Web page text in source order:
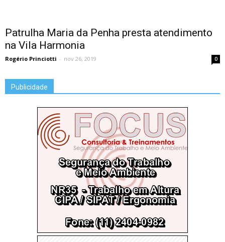
Patrulha Maria da Penha presta atendimento
na Vila Harmonia
Rogério Princiotti - nov 26, 2019 0
Publicidade